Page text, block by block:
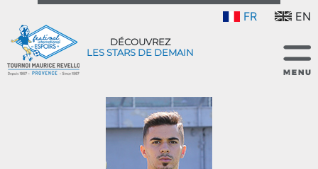
FR EN
DÉCOUVREZ
LES STARS DE DEMAIN